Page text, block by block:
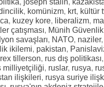
, komünizm, krt, kültür
, kuzey kore, liberalizm,
çatışması, Münih
savaşları, NATO, naziler
ikilemi, pakistan,
rex tillerson, rus dış politikası
milliyetçiliği, ruslar, rusya,
ilişkileri, rusya suriye